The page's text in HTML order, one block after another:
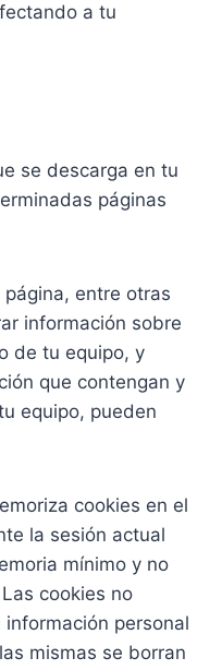
a tu
se descarga en tu
páginas
entre otras
información sobre
de tu equipo, y
que contengan y
equipo, pueden
cookies en el
la sesión actual
mínimo y no
cookies no
personal
mismas se borran